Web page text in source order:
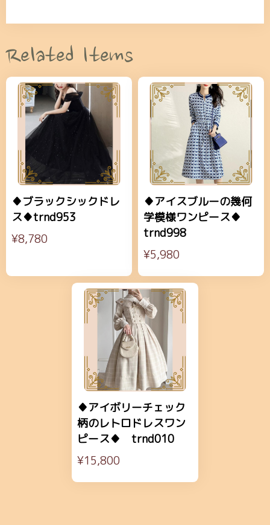
Related Items
♦ブラックシックドレ
ス♦trnd953
¥8,780
♦アイスブルーの幾何
学模様ワンピース♦
trnd998
¥5,980
♦アイボリーチェック
柄のレトロドレスワン
ピース♦ trnd010
¥15,800